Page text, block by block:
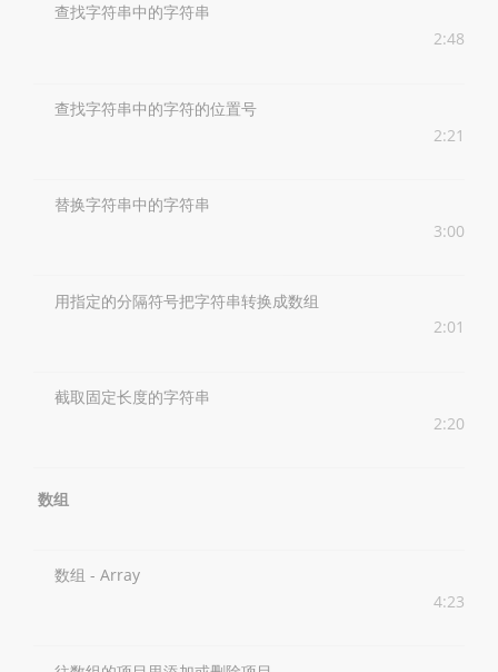
查找字符串中的字符串
2:48
查找字符串中的字符的位置号
2:21
替换字符串中的字符串
3:00
用指定的分隔符号把字符串转换成数组
2:01
截取固定长度的字符串
2:20
数组
数组 - Array
4:23